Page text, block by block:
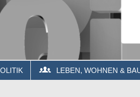
LEBEN, WOHNEN &